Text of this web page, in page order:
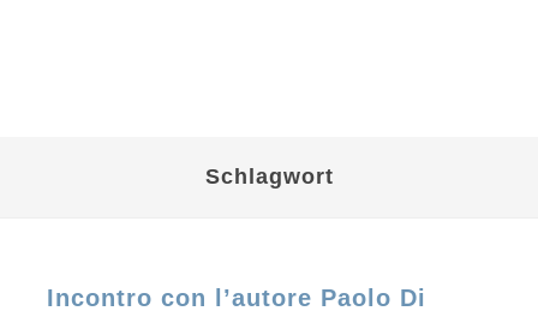
Schlagwort
Incontro con l’autore Paolo Di